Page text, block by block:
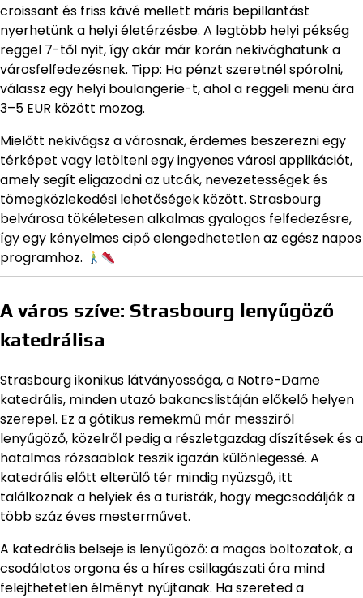
croissant és friss kávé mellett máris bepillantást
nyerhetünk a helyi életérzésbe. A legtöbb helyi pékség
reggel 7-től nyit, így akár már korán nekivághatunk a
városfelfedezésnek. Tipp: Ha pénzt szeretnél spórolni,
válassz egy helyi boulangerie-t, ahol a reggeli menü ára
3–5 EUR között mozog.
Mielőtt nekivágsz a városnak, érdemes beszerezni egy
térképet vagy letölteni egy ingyenes városi applikációt,
amely segít eligazodni az utcák, nevezetességek és
tömegközlekedési lehetőségek között. Strasbourg
belvárosa tökéletesen alkalmas gyalogos felfedezésre,
így egy kényelmes cipő elengedhetetlen az egész napos
programhoz.
A város szíve: Strasbourg lenyűgöző
katedrálisa
Strasbourg ikonikus látványossága, a Notre-Dame
katedrális, minden utazó bakancslistáján előkelő helyen
szerepel. Ez a gótikus remekmű már messziről
lenyűgöző, közelről pedig a részletgazdag díszítések és a
hatalmas rózsaablak teszik igazán különlegessé. A
katedrális előtt elterülő tér mindig nyüzsgő, itt
találkoznak a helyiek és a turisták, hogy megcsodálják a
több száz éves mesterművet.
A katedrális belseje is lenyűgöző: a magas boltozatok, a
csodálatos orgona és a híres csillagászati óra mind
felejthetetlen élményt nyújtanak. Ha szereted a